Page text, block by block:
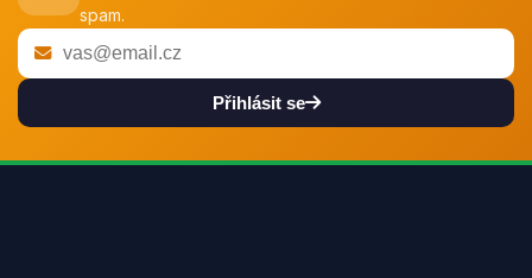
spam.
Přihlásit se